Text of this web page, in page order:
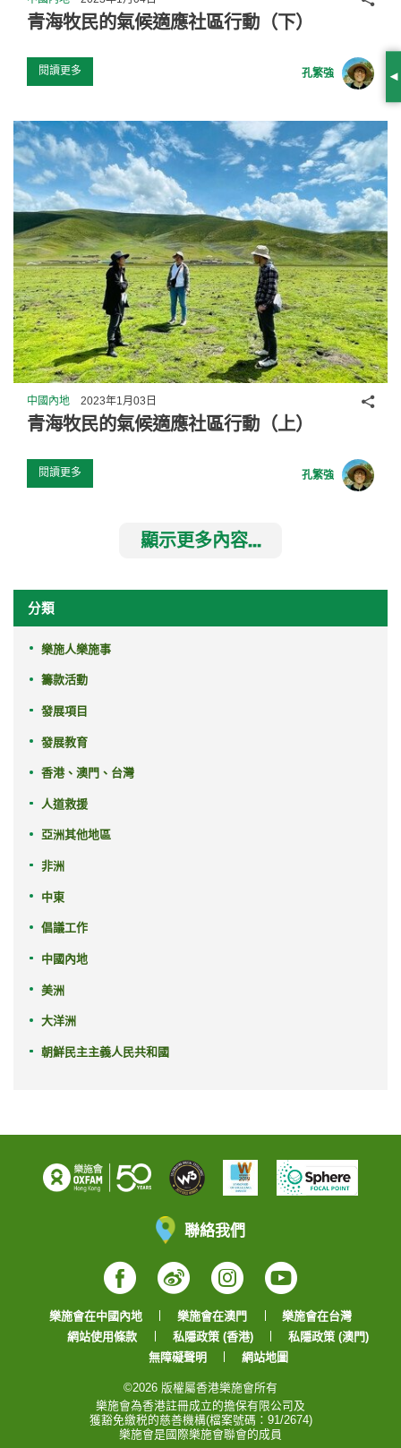
青海牧民的氣候適應社區行動（下）
閱讀更多 孔繁強
中國內地 2023年1月03日
青海牧民的氣候適應社區行動（上）
閱讀更多 孔繁強
分享
顯示更多內容...
分類
樂施人樂施事
籌款活動
發展項目
發展教育
香港、澳門、台灣
人道救援
亞洲其他地區
非洲
中東
倡議工作
中國內地
美洲
大洋洲
朝鮮民主主義人民共和國
聯絡我們
Facebook
WeiboInstagram
YouTube
樂施會在中國內地 樂施會在澳門
樂施會在台灣
網站使用條款
私隱政策 (香港)
私隱政策 (澳門)
無障礙聲明
網站地圖
©2026 版權屬香港樂施會所有
樂施會為香港註冊成立的擔保有限公司及
獲豁免繳税的慈善機構(檔案號碼：91/2674)
樂施會是國際樂施會聯會的成員